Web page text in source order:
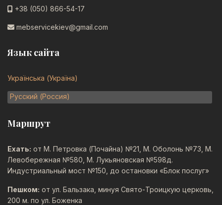
+38 (050) 866-54-17
mebservicekiev@gmail.com
Язык сайта
Выберите язык
Українська (Україна)
Русский (Россия)
Маршрут
Ехать: от М. Петровка (Почайна) №21, М. Оболонь №73, М.
Левобережная №580, М. Лукьяновская №598д.
Индустриальный мост №150, до остановки «Блок послуг»
Пешком: от ул. Бальзака, минуя Свято-Троицкую церковь,
200 м. по ул. Боженка